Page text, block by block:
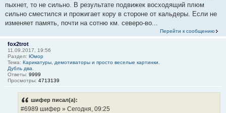
пыхнет, то не сильно. В результате подвижек восходящий плюм
сильно сместился и прожигает кору в стороне от кальдеры. Если не
изменяет память, почти на сотню км. северо-во...
Перейти к сообщению
fox2trot
11.09.2017, 19:56
Раздел: Юмор
Тема: Карикатуры, демотиваторы и просто веселые картинки.
Дубль два.
Ответы: 9999
Просмотры: 4713139
шифер писал(а):
#6989 шифер » Сегодня, 09:25